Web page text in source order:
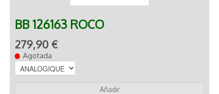
BB 126163 ROCO
279,90 €
Agotada
Añadir